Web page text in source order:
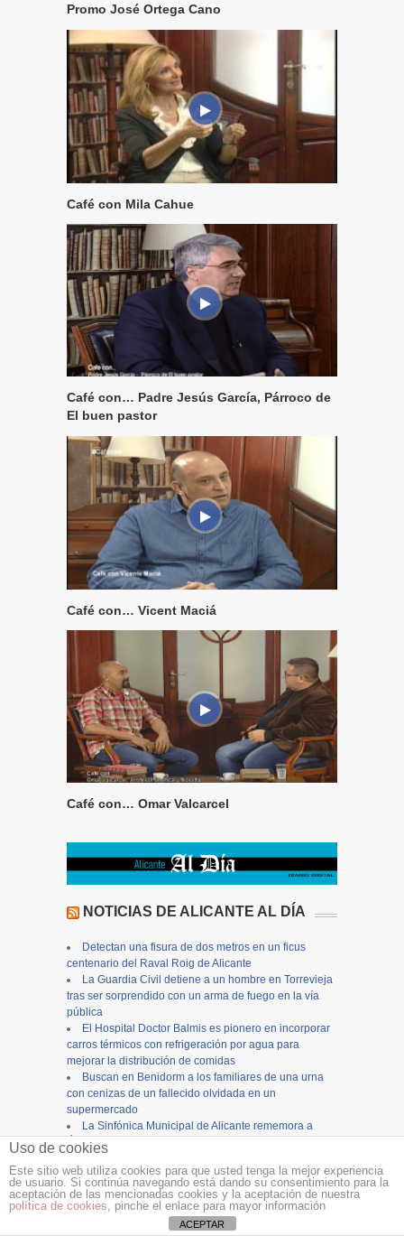
Promo José Ortega Cano
Café con Mila Cahue
Café con… Padre Jesús García, Párroco de
El buen pastor
Café con… Vicent Maciá
Café con… Omar Valcarcel
NOTICIAS DE ALICANTE AL DÍA
Detectan una fisura de dos metros en un ficus
centenario del Raval Roig de Alicante
La Guardia Civil detiene a un hombre en Torrevieja
tras ser sorprendido con un arma de fuego en la vía
pública
El Hospital Doctor Balmis es pionero en incorporar
carros térmicos con refrigeración por agua para
mejorar la distribución de comidas
Buscan en Benidorm a los familiares de una urna
con cenizas de un fallecido olvidada en un
supermercado
La Sinfónica Municipal de Alicante rememora a
Óscar Esplá, Manuel de Falla y Ruperto Chapí en la
Remedio
Un vehículo arde en plena vía urbana de Novelda
sin causar heridos
27 nuevos postes de madera completan la
Uso de cookies
Este sitio web utiliza cookies para que usted tenga la mejor experiencia
de usuario. Si continúa navegando está dando su consentimiento para la
aceptación de las mencionadas cookies y la aceptación de nuestra
política de cookies, pinche el enlace para mayor información
ACEPTAR